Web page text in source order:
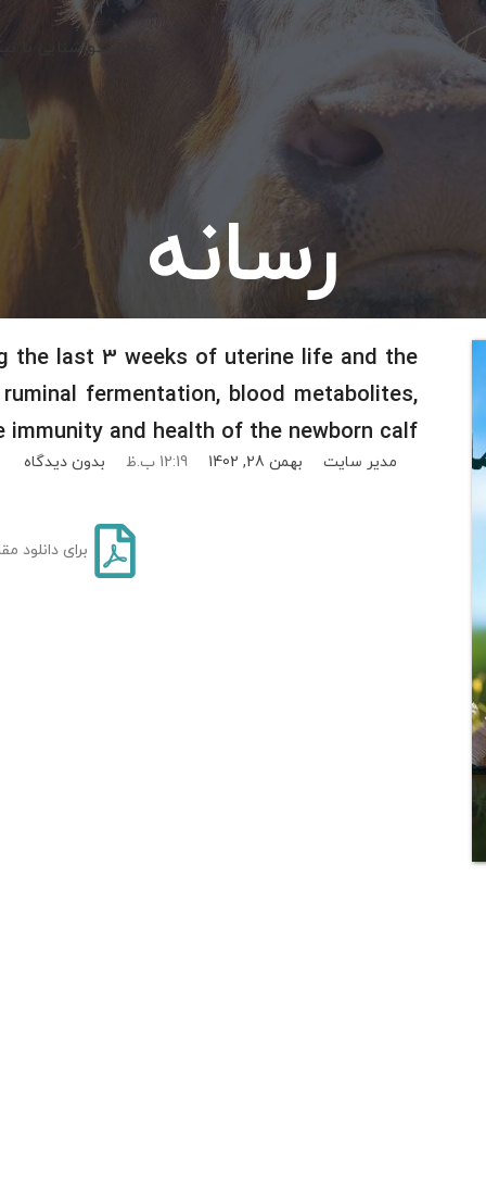
خانه نیکوآشنایی با
رسانه
the last 3 weeks of uterine life and the
fermentation, blood metabolites,
immunity and health of the newborn calf
مدیر سایت بهمن 28, 1402 12:19 ب.ظ بدون دیدگاه
برای دانلود